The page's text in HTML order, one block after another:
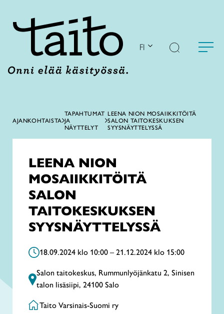
FI
AJANKOHTAISTA
TAPAHTUMAT
JA
NÄYTTELYT
LEENA NION MOSAIIKKITÖITÄ
SALON TAITOKESKUKSEN
SYYSNÄYTTELYSSÄ
LEENA NION
MOSAIIKKITÖITÄ
SALON
TAITOKESKUKSEN
SYYSNÄYTTELYSSÄ
18.09.2024 klo 10:00 – 21.12.2024 klo 15:00
Salon taitokeskus, Rummunlyöjänkatu 2, Sinisen
talon lisäsiipi, 24100 Salo
Taito Varsinais-Suomi ry